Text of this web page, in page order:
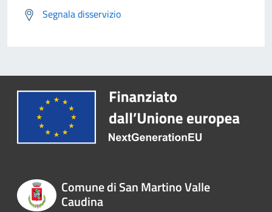
Segnala disservizio
Comune di San Martino Valle
Caudina